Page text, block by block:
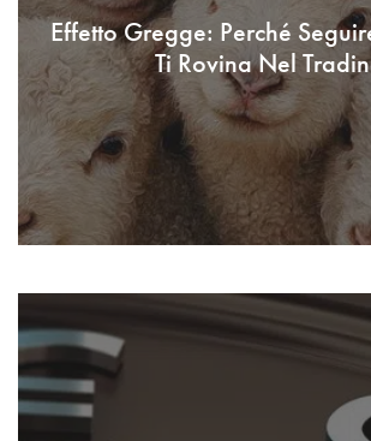
Effetto Gregge: Perché
Ti Rovina Nel